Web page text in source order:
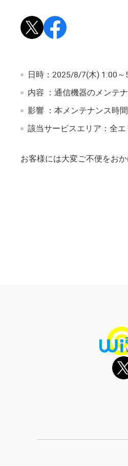
Xで投稿Facebookでシェア
日時：2025/8/7(木) 1:00～
内容 ：通信機器のメンテ
影響 ：本メンテナンス時
該当サービスエリア：全エ
お客様には大変ご不便をお